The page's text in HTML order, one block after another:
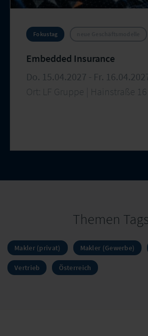
Fokustag
Embedded Insurance
Do. 15.04.2027 - Fr.
Ort: LF Gruppe | Hainstraße
Themen Tags
Makler (privat) Makler (Gewerbe)
Vertrieb Österreich